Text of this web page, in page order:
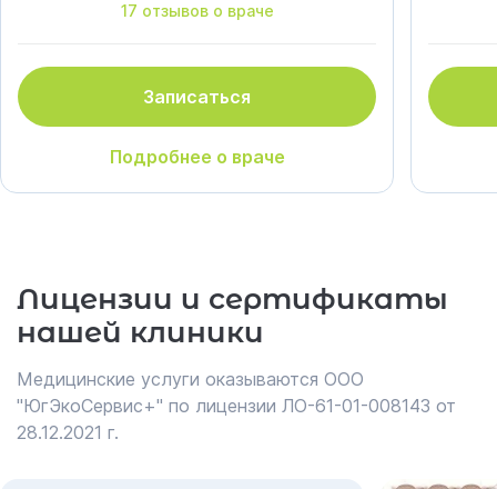
17 отзывов о враче
Записаться
Подробнее о враче
Лицензии и сертификаты
нашей клиники
Медицинские услуги оказываются ООО
"ЮгЭкоСервис+" по лицензии ЛО-61-01-008143 от
28.12.2021 г.